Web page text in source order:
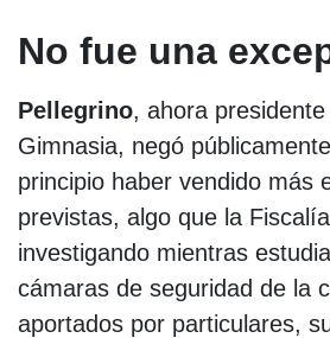
No fue una
Pellegrino, ahora
Gimnasia, negó
principio haber vendido más
previstas, algo que la
investigando mientras
cámaras de seguridad de la
aportados por particulares,